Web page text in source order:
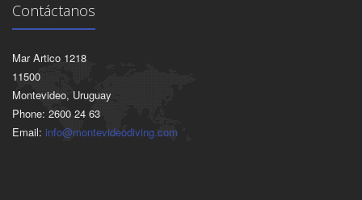
Contáctanos
Mar Artico 1218
11500
Montevideo, Uruguay
Phone: 2600 24 63
Email: info@montevideodiving.com